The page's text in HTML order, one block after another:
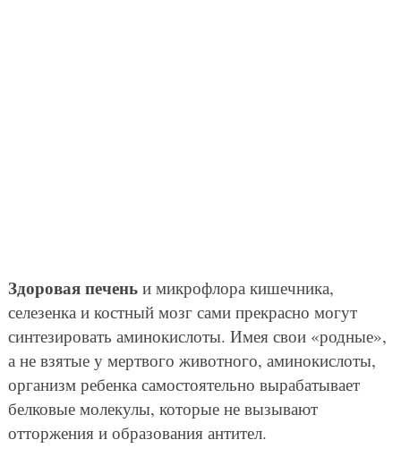
Здоровая печеньи микрофлора кишечника,
селезенка и костный мозг сами прекрасно могут
синтезировать аминокислоты. Имея свои «родные»,
а не взятые у мертвого животного, аминокислоты,
организм ребенка самостоятельно вырабатывает
белковые молекулы, которые не вызывают
отторжения и образования антител.